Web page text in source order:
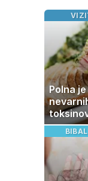
Polna je
imamo
to je
jo
uživajo